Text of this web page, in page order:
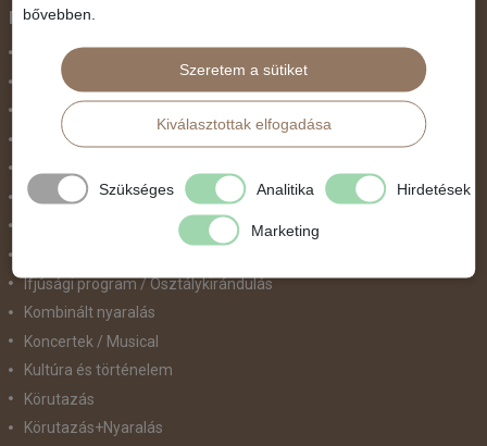
Programtípus
1 napos utak
Belépőjegy
Egyéni út
Egzotikus út
Golfút
Ifjúsági program / Osztálykirándulás
Kombinált nyaralás
Koncertek / Musical
Kultúra és történelem
Körutazás
Körutazás+Nyaralás
bővebben.
Szeretem a sütiket
Kiválasztottak elfogadása
Szükséges Analitika Hirdetések
Marketing